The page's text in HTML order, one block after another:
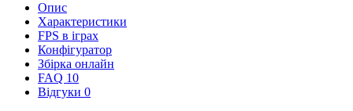
Опис
Характеристики
FPS в iграх
Конфігуратор
Збірка онлайн
FAQ 10
Вiдгуки 0